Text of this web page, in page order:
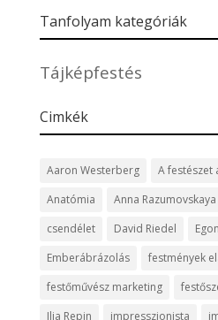
Tanfolyam kategóriák
Tájképfestés
Cimkék
Aaron Westerberg A festészet
Anatómia
Anna Razumovskaya
csendélet
David Riedel
Emberábrázolás
festmények
festőművész marketing
Ilja Repin
impresszionista